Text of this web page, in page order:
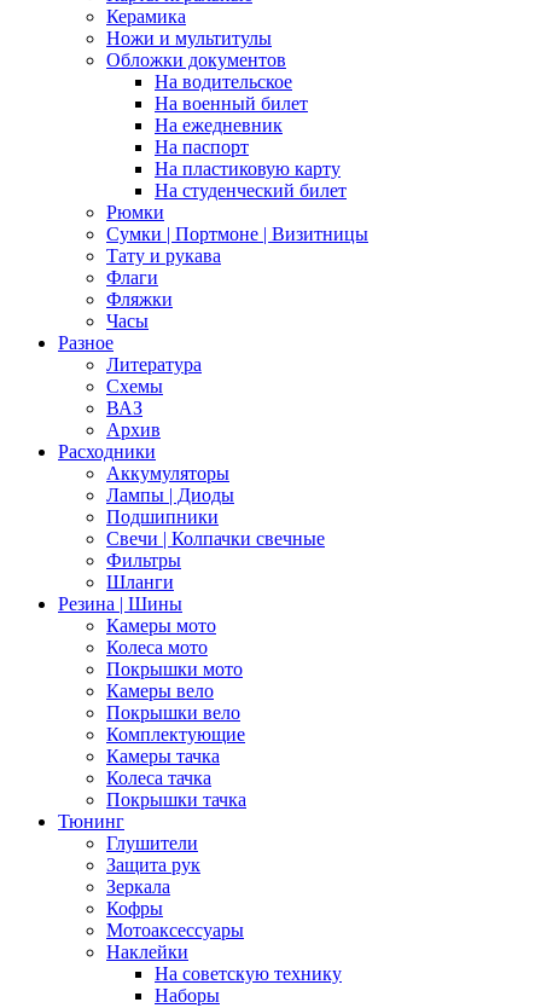
Керамика
Ножи и мультитулы
Обложки документов
На водительское
На военный билет
На ежедневник
На паспорт
На пластиковую карту
На студенческий билет
Рюмки
Сумки | Портмоне | Визитницы
Тату и рукава
Флаги
Фляжки
Часы
Разное
Литература
Схемы
ВАЗ
Архив
Расходники
Аккумуляторы
Лампы | Диоды
Подшипники
Свечи | Колпачки свечные
Фильтры
Шланги
Резина | Шины
Камеры мото
Колеса мото
Покрышки мото
Камеры вело
Покрышки вело
Комплектующие
Камеры тачка
Колеса тачка
Покрышки тачка
Тюнинг
Глушители
Защита рук
Зеркала
Кофры
Мотоаксессуары
Наклейки
На советскую технику
Наборы